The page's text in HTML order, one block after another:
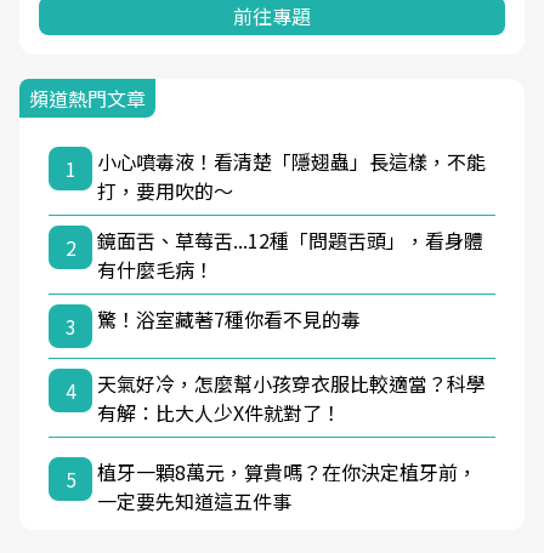
前往專題
頻道熱門文章
1
小心噴毒液！看清楚「隱翅蟲」長這樣，不能
打，要用吹的～
2
鏡面舌、草莓舌...12種「問題舌頭」，看身體
有什麼毛病！
3
驚！浴室藏著7種你看不見的毒
4
天氣好冷，怎麼幫小孩穿衣服比較適當？科學
有解：比大人少X件就對了！
5
植牙一顆8萬元，算貴嗎？在你決定植牙前，
一定要先知道這五件事